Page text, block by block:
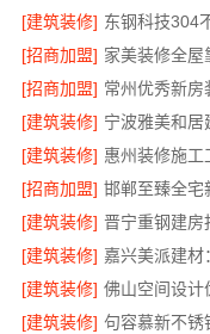
[建筑装修]
[招商加盟]
[招商加盟] 常州优秀新房
[建筑装修] 宁波雅美和居
[建筑装修] 惠州装修施工
[招商加盟] 邯郸至臻全宅
[建筑装修]
[建筑装修]
[建筑装修] 佛山空间设计
[建筑装修] 句容慕新不锈